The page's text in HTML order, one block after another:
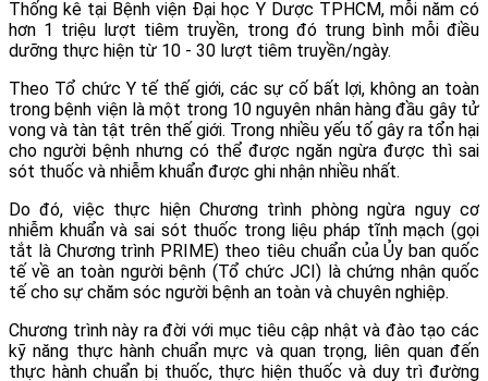
Thống kê tại Bệnh viện Đại học Y Dược TPHCM, mỗi năm có
hơn 1 triệu lượt tiêm truyền, trong đó trung bình mỗi điều
dưỡng thực hiện từ 10 - 30 lượt tiêm truyền/ngày.
Theo Tổ chức Y tế thế giới, các sự cố bất lợi, không an toàn
trong bệnh viện là một trong 10 nguyên nhân hàng đầu gây tử
vong và tàn tật trên thế giới. Trong nhiều yếu tố gây ra tổn hại
cho người bệnh nhưng có thể được ngăn ngừa được thì sai
sót thuốc và nhiễm khuẩn được ghi nhận nhiều nhất.
Do đó, việc thực hiện Chương trình phòng ngừa nguy cơ
nhiễm khuẩn và sai sót thuốc trong liệu pháp tĩnh mạch (gọi
tắt là Chương trình PRIME) theo tiêu chuẩn của Ủy ban quốc
tế về an toàn người bệnh (Tổ chức JCI) là chứng nhận quốc
tế cho sự chăm sóc người bệnh an toàn và chuyên nghiệp.
Chương trình này ra đời với mục tiêu cập nhật và đào tạo các
kỹ năng thực hành chuẩn mực và quan trọng, liên quan đến
thực hành chuẩn bị thuốc, thực hiện thuốc và duy trì đường